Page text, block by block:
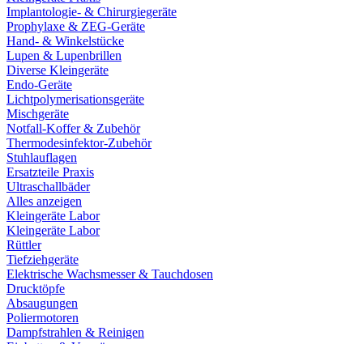
Implantologie- & Chirurgiegeräte
Prophylaxe & ZEG-Geräte
Hand- & Winkelstücke
Lupen & Lupenbrillen
Diverse Kleingeräte
Endo-Geräte
Lichtpolymerisationsgeräte
Mischgeräte
Notfall-Koffer & Zubehör
Thermodesinfektor-Zubehör
Stuhlauflagen
Ersatzteile Praxis
Ultraschallbäder
Alles anzeigen
Kleingeräte Labor
Kleingeräte Labor
Rüttler
Tiefziehgeräte
Elektrische Wachsmesser & Tauchdosen
Drucktöpfe
Absaugungen
Poliermotoren
Dampfstrahlen & Reinigen